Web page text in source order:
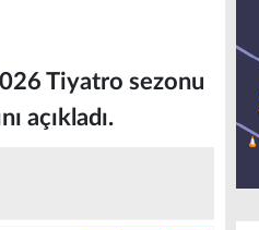
Tiyatro sezonu
açıkladı.